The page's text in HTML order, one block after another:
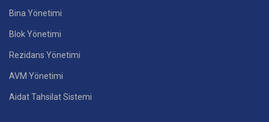
Bina Yönetimi
Blok Yönetimi
Rezidans Yönetimi
AVM Yönetimi
Aidat Tahsilat Sistemi